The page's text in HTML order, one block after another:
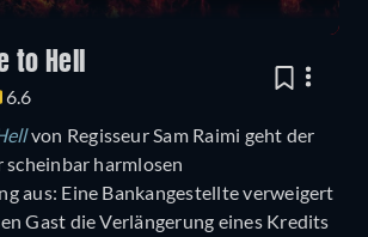
to Hell
6.6
von Regisseur Sam Raimi geht der
harmlosen
aus: Eine Bankangestellte verweigert
Gast die Verlängerung eines Kredits